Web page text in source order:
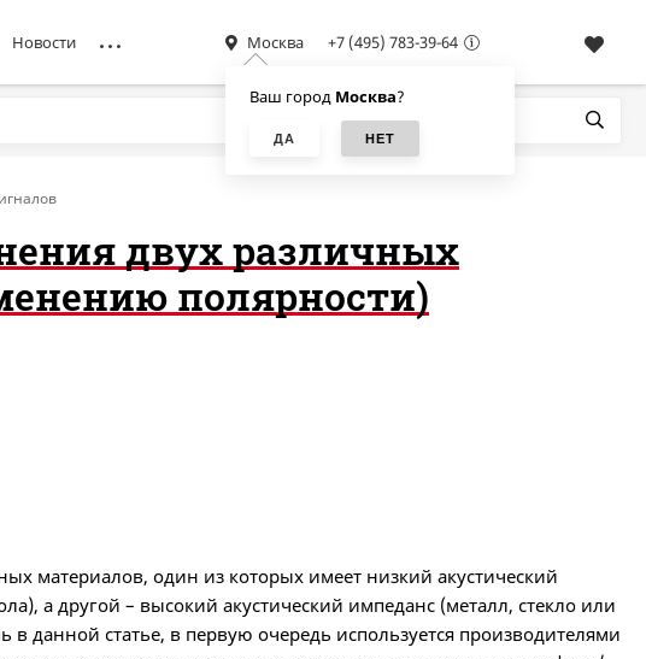
Новости Москва
Ваш город Москва?
+7 (495) 783-39-64
двух различных
полярности)
материалов, один из которых имеет низкий акустический
а другой – высокий акустический импеданс (металл, стекло или
данной статье, в первую очередь используется производителями